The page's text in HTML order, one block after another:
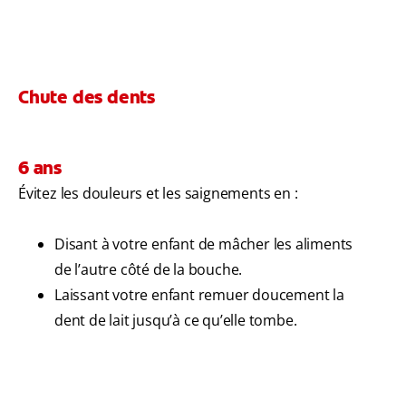
Chute des dents
6 ans
Évitez les douleurs et les saignements en :
Disant à votre enfant de mâcher les aliments
de l’autre côté de la bouche.
Laissant votre enfant remuer doucement la
dent de lait jusqu’à ce qu’elle tombe.